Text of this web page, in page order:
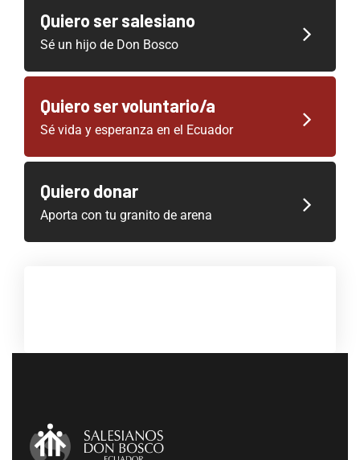
Quiero ser salesiano
Sé un hijo de Don Bosco
Quiero ser voluntario/a
Sé vida y esperanza en el Ecuador
Quiero donar
Aporta con tu granito de arena